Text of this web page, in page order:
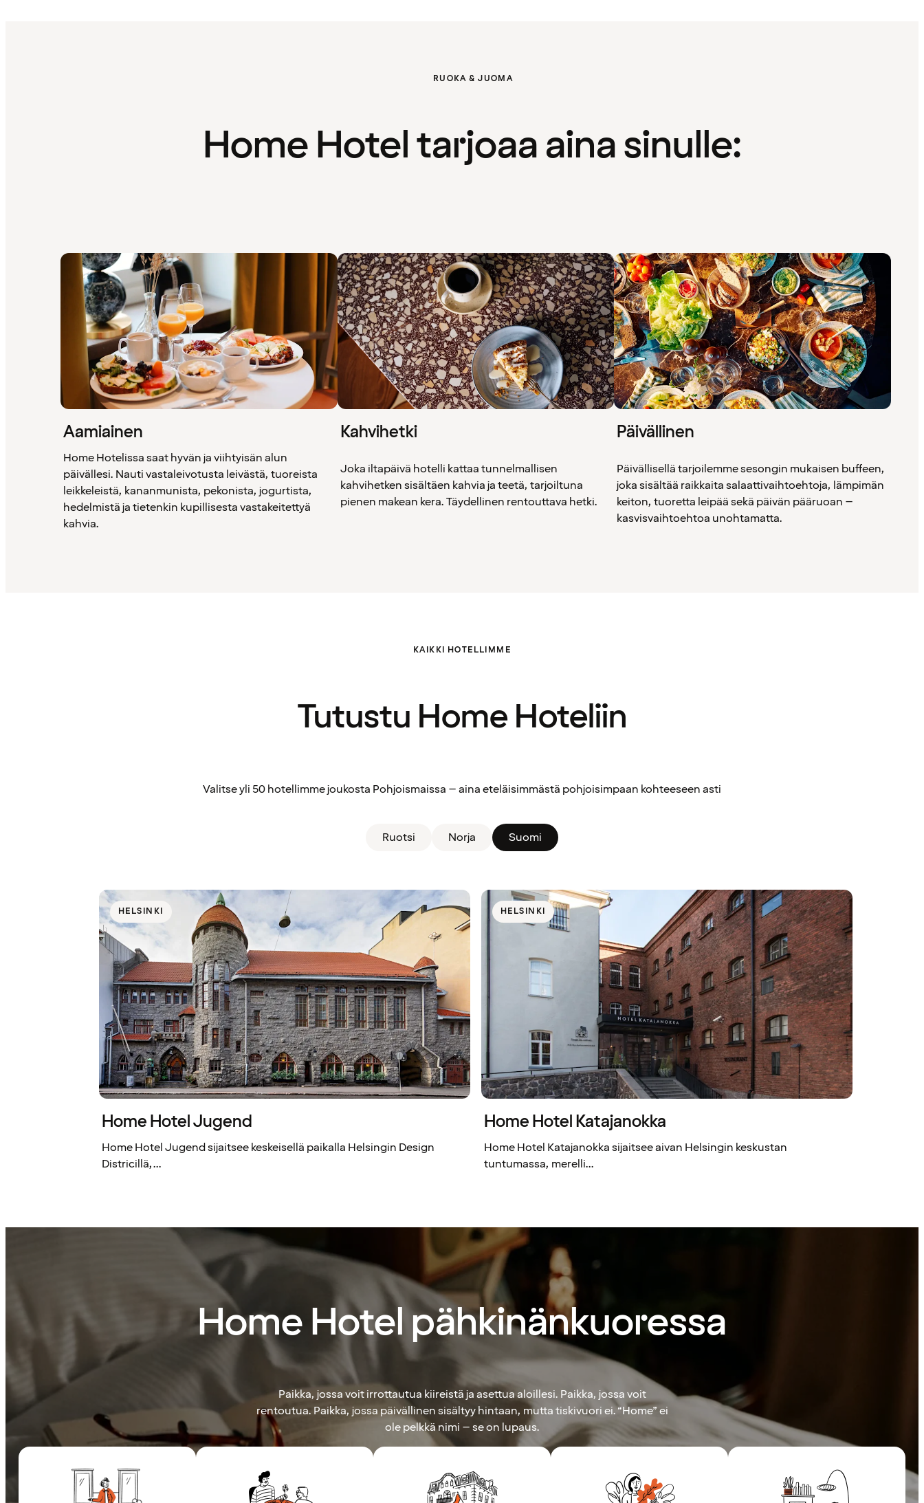
RUOKA & JUOMA
Home Hotel tarjoaa aina sinulle:
Aamiainen
Home Hotelissa saat hyvän ja viihtyisän alun
päivällesi. Nauti vastaleivotusta leivästä, tuoreista
leikkeleistä, kananmunista, pekonista, jogurtista,
hedelmistä ja tietenkin kupillisesta vastakeitettyä
kahvia.
Kahvihetki
Joka iltapäivä hotelli kattaa tunnelmallisen
kahvihetken sisältäen kahvia ja teetä, tarjoiltuna
pienen makean kera. Täydellinen rentouttava hetki.
Päivällinen
Päivällisellä tarjoilemme sesongin mukaisen buffeen,
joka sisältää raikkaita salaattivaihtoehtoja, lämpimän
keiton, tuoretta leipää sekä päivän pääruoan –
kasvisvaihtoehtoa unohtamatta.
KAIKKI HOTELLIMME
Tutustu Home Hoteliin
Valitse yli 50 hotellimme joukosta Pohjoismaissa – aina eteläisimmästä pohjoisimpaan kohteeseen asti
Ruotsi Norja Suomi
HELSINKI
Home Hotel Jugend
Home Hotel Jugend sijaitsee keskeisellä paikalla Helsingin Design
Districillä,...
HELSINKI
Home Hotel Katajanokka
Home Hotel Katajanokka sijaitsee aivan Helsingin keskustan
tuntumassa, merelli...
Home Hotel pähkinänkuoressa
Paikka, jossa voit irrottautua kiireistä ja asettua aloillesi. Paikka, jossa voit
rentoutua. Paikka, jossa päivällinen sisältyy hintaan, mutta tiskivuori ei. “Home” ei
ole pelkkä nimi – se on lupaus.